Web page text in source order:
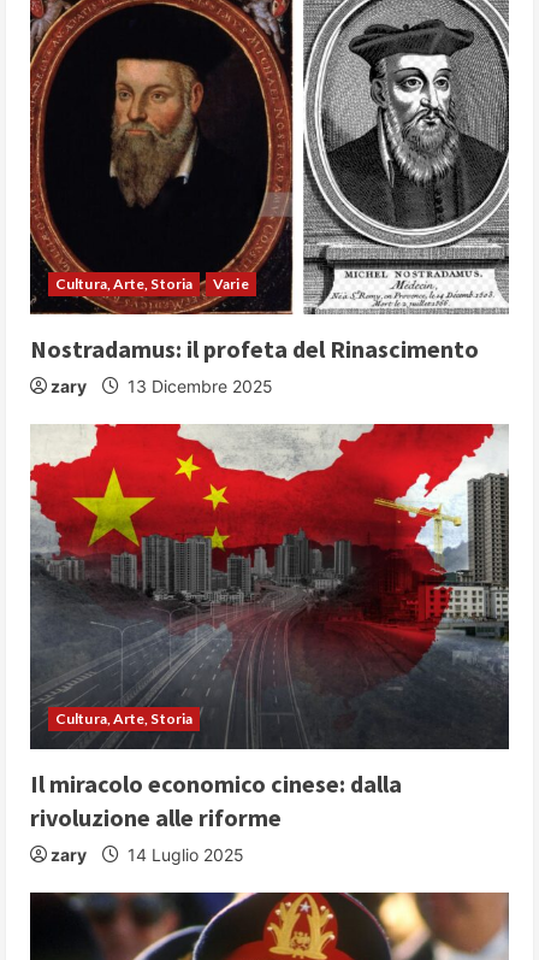
e
R
e
a
d
i
n
g
Cultura, Arte, Storia Varie
Nostradamus: il profeta del Rinascimento
zary 13 Dicembre 2025
Cultura, Arte, Storia
Il miracolo economico cinese: dalla
rivoluzione alle riforme
zary 14 Luglio 2025